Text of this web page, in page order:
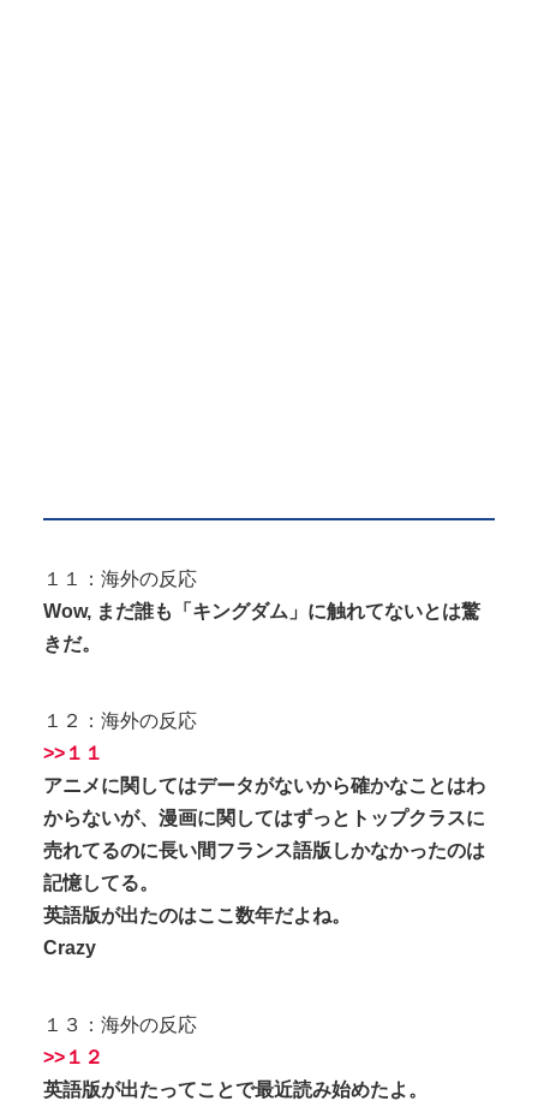
１１：海外の反応
Wow, まだ誰も「キングダム」に触れてないとは驚
きだ。
１２：海外の反応
>>１１
アニメに関してはデータがないから確かなことはわ
からないが、漫画に関してはずっとトップクラスに
売れてるのに長い間フランス語版しかなかったのは
記憶してる。
英語版が出たのはここ数年だよね。
Crazy
１３：海外の反応
>>１２
英語版が出たってことで最近読み始めたよ。